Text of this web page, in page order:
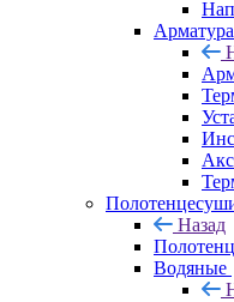
Назад
Водяные